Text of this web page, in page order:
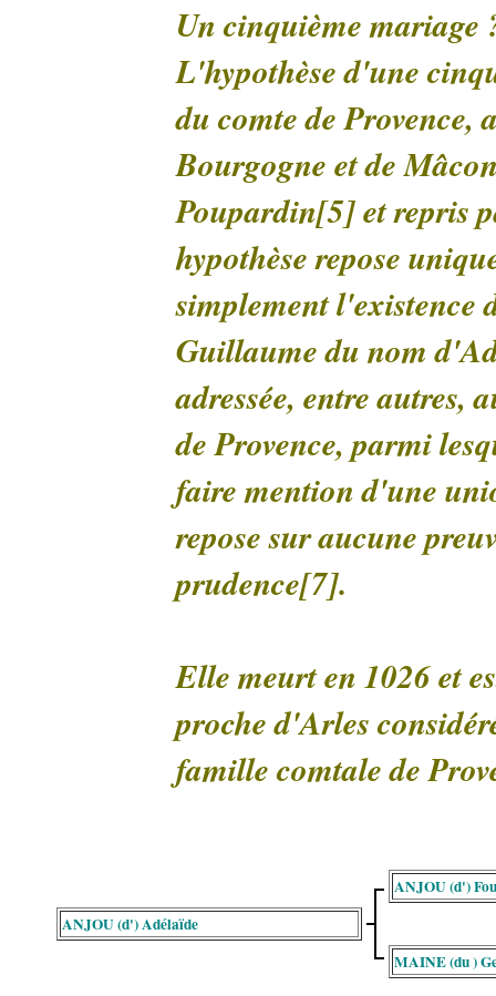
Un cinquième mariage
L'hypothèse d'une
du comte de Provence,
Bourgogne et de
Poupardin[5] et repris
hypothèse repose
simplement l'existence
Guillaume du nom
adressée, entre autres,
de Provence, parmi
faire mention d'une
repose sur aucune
prudence[7].
Elle meurt en 1026 et
proche d'Arles
famille comtale de
ANJOU (d') Adélaïde
ANJOU (d')
MAINE (du )